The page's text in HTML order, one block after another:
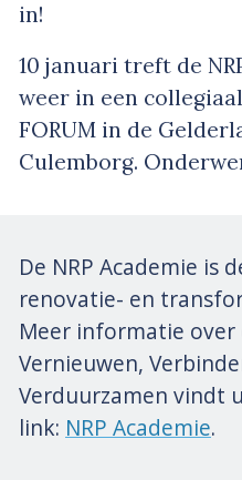
in!
10 januari treft de
weer in een
FORUM in de
Culemborg.
De NRP Academie is
renovatie- en
Meer informatie over
Vernieuwen,
Verduurzamen vindt
link: NRP Academie.